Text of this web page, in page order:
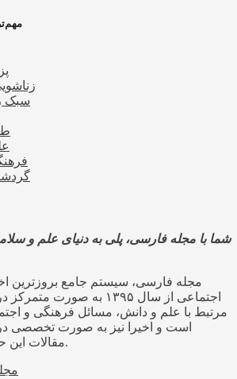
سبک
شما با مجله فارسی، پلی به دنیای علم و
مجله فارسی، سیستم جامع بروزترین
اجتماعی از سال ۱۳۹۵ به
مرتبط با علم و دانش، مسائل فرهنگی و
است و اخیرا نیز به صورت تخصصی در
مقالات این حوزه‌ها فعالیت می کند.